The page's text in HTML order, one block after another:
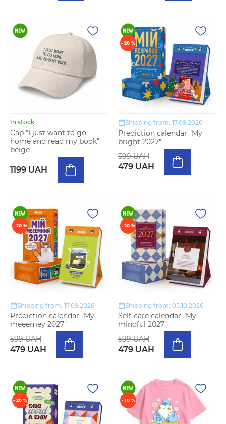
In stock
Cap "I just want to go
home and read my book"
beige
1199 UAH
- 20 %
Shipping from: 17.09.2026
Prediction calendar "My
bright 2027"
599 UAH
479 UAH
- 20 %
Shipping from: 17.09.2026
Prediction calendar "My
meeemey 2027"
599 UAH
479 UAH
- 20 %
Shipping from: 05.10.2026
Self-care calendar "My
mindful 2027"
599 UAH
479 UAH
- 20 % - 10 %